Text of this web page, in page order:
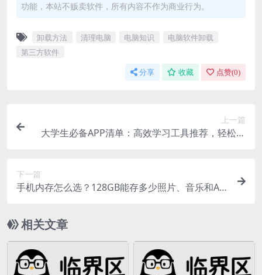
功能，本站不贩卖软件，所有内容不作为商业行为。
卸载方法 清理电脑 电脑知识
电脑软件卸载
第三方软件
分享 收藏 点赞(0)
上一篇
大学生必备APP清单：高效学习工具推荐，轻松迎
下一篇
手机内存怎么选？128GB能存多少照片、音乐和AP
相关文章